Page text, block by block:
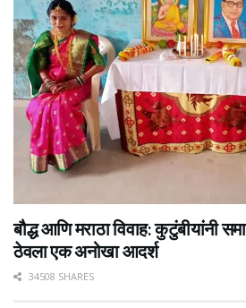
बौद्ध आणि मराठा विवाह: कुटुंबीयांनी
ठेवला एक अनोखा आदर्श
34508 SHARES